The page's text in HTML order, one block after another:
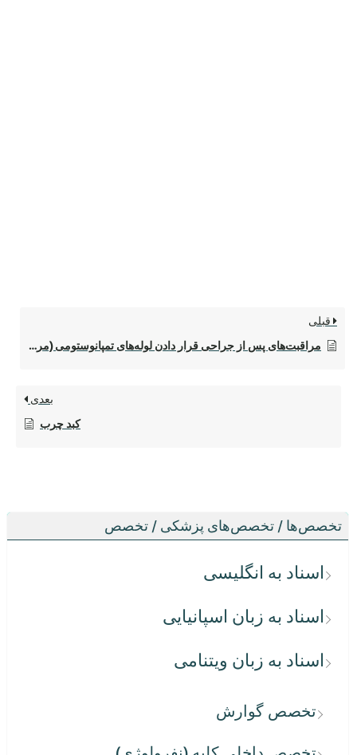
تخصص‌ها / تخصص‌های پزشکی / تخصص
اسناد به انگلیسی
اسناد به زبان اسپانیایی
اسناد به زبان ویتنامی
تخصص گوارش
قبلی
مراقبت‌های پس از جراحی قرار دادن لوله‌های تمپانوستومی (مراقبت‌های پس از جراحی قرار دادن لوله‌های پرده گوش)
بعدی
کبد چرب